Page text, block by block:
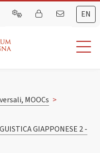
EN
MOOCs >
GIAPPONESE 2 -